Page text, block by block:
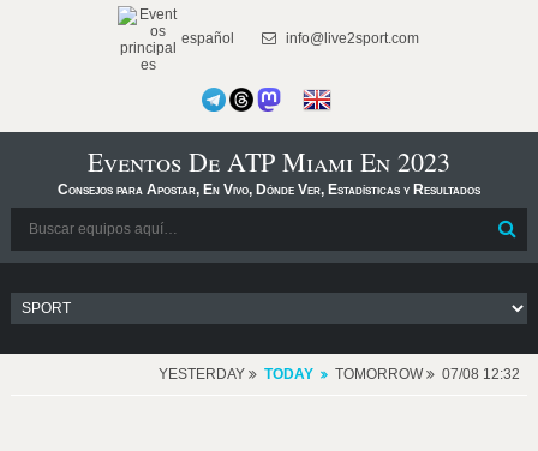
español info@live2sport.com
Eventos De ATP Miami En 2023
Consejos para Apostar, En Vivo, Dónde Ver, Estadísticas y Resultados
YESTERDAY TODAY TOMORROW 07/08 12:32